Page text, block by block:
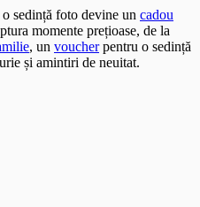
sedință foto devine un cadou
momente prețioase, de la
, un voucherpentru o sedință
și amintiri de neuitat.